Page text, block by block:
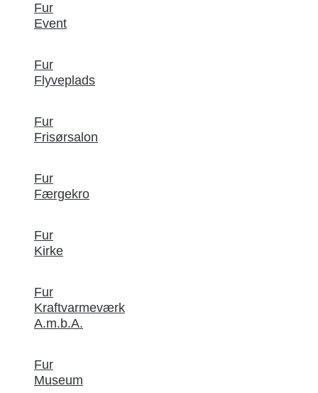
Fur
Event
Fur
Flyveplads
Fur
Frisørsalon
Fur
Færgekro
Fur
Kirke
Fur
Kraftvarmeværk
A.m.b.A.
Fur
Museum